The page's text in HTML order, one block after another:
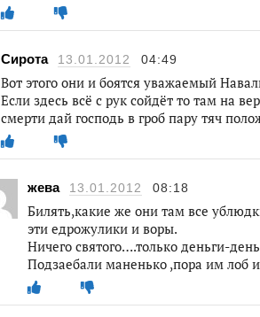
Сирота 13.01.2012 04:49
Вот этого они и боятся уважаемый
Если здесь всё с рук сойдёт то там на
смерти дай господь в гроб пару тяч
жева 13.01.2012 08:18
Билять,какие же они там все
эти едрожулики и воры.
Ничего святого….только деньги-
Подзаебали маненько ,пора им лоб